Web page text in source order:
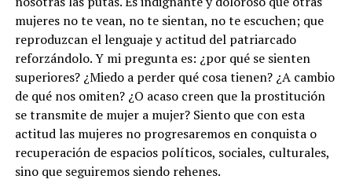
mujeres no te vean, no te sientan, no te escuchen; que
reproduzcan el lenguaje y actitud del patriarcado
reforzándolo. Y mi pregunta es: ¿por qué se sienten
superiores? ¿Miedo a perder qué cosa tienen? ¿A cambio
de qué nos omiten? ¿O acaso creen que la prostitución
se transmite de mujer a mujer? Siento que con esta
actitud las mujeres no progresaremos en conquista o
recuperación de espacios políticos, sociales, culturales,
sino que seguiremos siendo rehenes.